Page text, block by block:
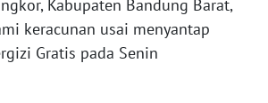
Kabupaten Bandung Barat,
keracunan usai menyantap
Gratis pada Senin